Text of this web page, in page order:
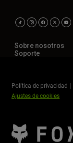
Sobre nosotros
Soporte
Política de privacidad
Ajustes de cookies